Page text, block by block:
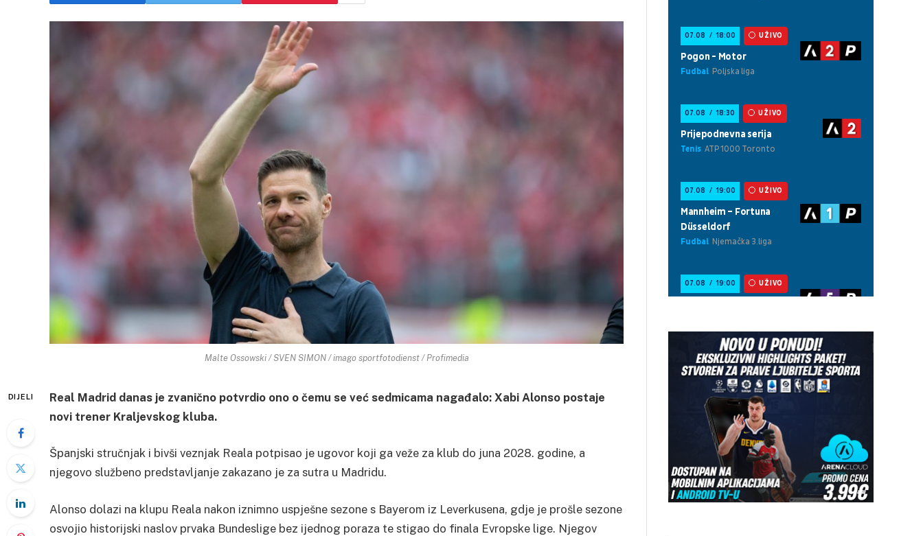
Malte Ossowski / SVEN SIMON / imago sportfotodienst / Profimedia
DIJELI
Real Madrid danas je zvanično potvrdio ono o čemu se već sedmicama nagađalo: Xabi Alonso postaje
novi trener Kraljevskog kluba.
Španjski stručnjak i bivši veznjak Reala potpisao je ugovor koji ga veže za klub do juna 2028. godine, a
njegovo službeno predstavljanje zakazano je za sutra u Madridu.
Alonso dolazi na klupu Reala nakon iznimno uspješne sezone s Bayerom iz Leverkusena, gdje je prošle sezone
osvojio historijski naslov prvaka Bundeslige bez ijednog poraza te stigao do finala Evropske lige. Njegov